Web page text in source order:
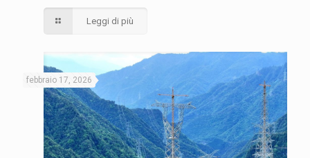
Leggi di più
febbraio 17, 2026